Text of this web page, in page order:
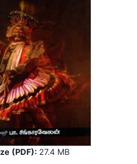
(PDF): 27.4 MB